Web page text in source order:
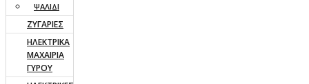
ΨΑΛΙΔΙ
ΖΥΓΑΡΙΕΣ
ΗΛΕΚΤΡΙΚΑ
ΜΑΧΑΙΡΙΑ
ΓΥΡΟΥ